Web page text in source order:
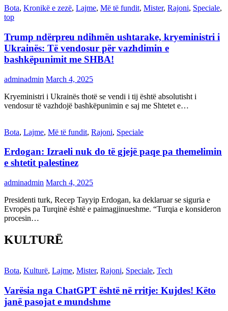
Bota, Kronikë e zezë, Lajme, Më të fundit, Mister, Rajoni, Speciale,
top
Trump ndërpreu ndihmën ushtarake, kryeministri i
Ukrainës: Të vendosur për vazhdimin e
bashkëpunimit me SHBA!
adminadmin March 4, 2025
Kryeministri i Ukrainës thotë se vendi i tij është absolutisht i
vendosur të vazhdojë bashkëpunimin e saj me Shtetet e…
Bota, Lajme, Më të fundit, Rajoni, Speciale
Erdogan: Izraeli nuk do të gjejë paqe pa themelimin
e shtetit palestinez
adminadmin March 4, 2025
Presidenti turk, Recep Tayyip Erdogan, ka deklaruar se siguria e
Evropës pa Turqinë është e paimagjinueshme. “Turqia e konsideron
procesin…
KULTURË
Bota, Kulturë, Lajme, Mister, Rajoni, Speciale, Tech
Varësia nga ChatGPT është në rritje: Kujdes! Këto
janë pasojat e mundshme